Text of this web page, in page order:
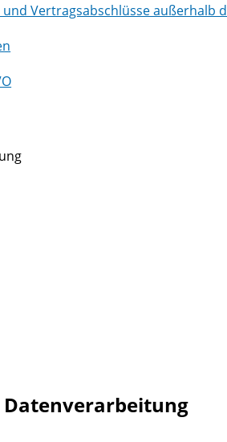
Vertragsabschlüsse außerhalb
Datenverarbeitung